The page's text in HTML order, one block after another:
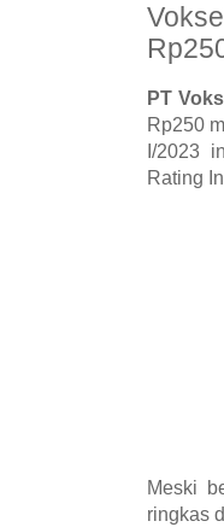
PT
Rp250
I/2023
Rating
Meski
ringkas